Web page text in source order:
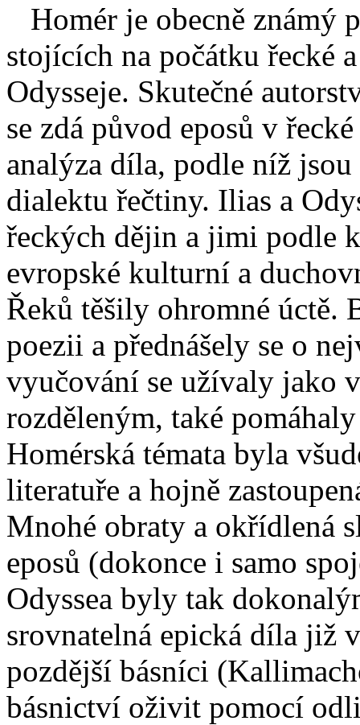
Homér je obecně známý
stojících na počátku řecké
Odysseje. Skutečné
se zdá původ eposů v
analýza díla, podle níž jsou
dialektu řečtiny. Ilias a
řeckých dějin a jimi podle
evropské kulturní a
Řeků těšily ohromné úctě.
poezii a přednášely se o
vyučování se užívaly jako
rozděleným, také
Homérská témata byla
literatuře a hojně
Mnohé obraty a okřídlená
eposů (dokonce i samo
Odyssea byly tak
srovnatelná epická díla již
pozdější básníci
básnictví oživit pomocí